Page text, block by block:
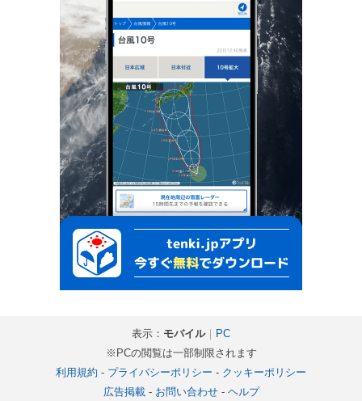
表示： モバイル｜ PC
※PCの閲覧は一部制限されます
利用規約 - プライバシーポリシー - クッキーポリシー
広告掲載- お問い合わせ- ヘルプ